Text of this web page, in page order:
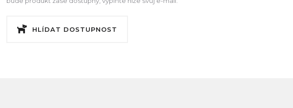
HLÍDAT DOSTUPNOST